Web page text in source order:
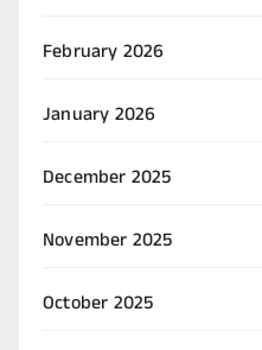
February 2026
January 2026
December 2025
November 2025
October 2025